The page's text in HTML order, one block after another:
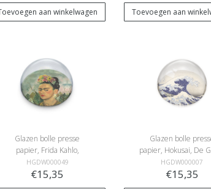
aan winkelwagen Toevoegen aan
Glazen bolle presse
papier, Frida Kahlo,
Zelfportret -Dr Eloesser
HGDW000049
€15,35
Glazen bolle
papier, Hokusai, De
Golf
HGDW000007
€15,35